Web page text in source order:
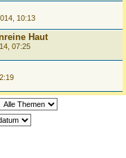
10:13
Haut
07:25